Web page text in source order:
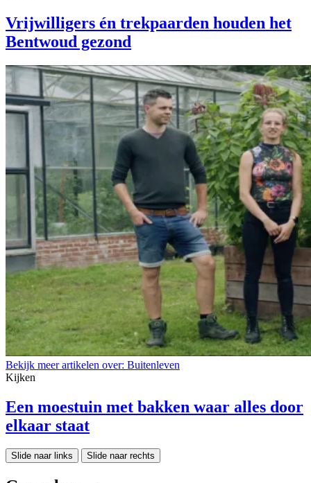
Vrijwilligers én trekpaarden houden het
Bentwoud gezond
Bekijk meer artikelen over: Buitenleven
Kijken
Een moestuin met bakken waar alles door
elkaar staat
Slide naar links Slide naar rechts